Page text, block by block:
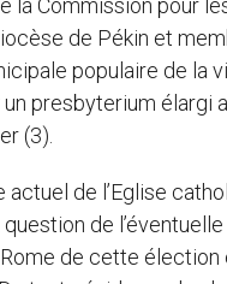
la Commission pour
de Pékin et
populaire de la
presbyterium élargi
(3).
actuel de l’Eglise
de l’éventuelle
de cette élection